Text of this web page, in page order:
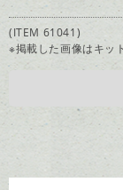
(ITEM 61041)
※掲載した画像はキッ